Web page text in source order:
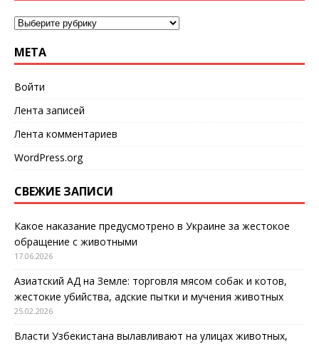
МЕТА
Войти
Лента записей
Лента комментариев
WordPress.org
СВЕЖИЕ ЗАПИСИ
Какое наказание предусмотрено в Украине за жестокое
обращение с животными
17.06.2026
Азиатский АД на Земле: торговля мясом собак и котов,
жестокие убийства, адские пытки и мучения животных
25.02.2026
Власти Узбекистана вылавливают на улицах животных,